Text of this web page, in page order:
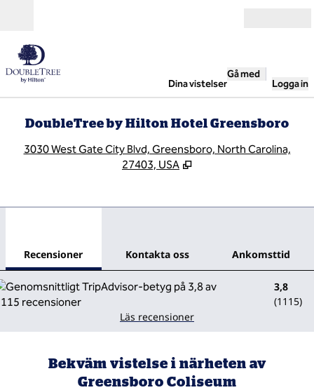
Dina vistelser
Gå med
Logga in
DoubleTree by Hilton Hotel Greensboro
3030 West Gate City Blvd, Greensboro, North Carolina,
27403, USA
Recensioner Kontakta oss Ankomsttid
3,8
(1115)
Läs recensioner
Bekväm vistelse i närheten av
Greensboro Coliseum